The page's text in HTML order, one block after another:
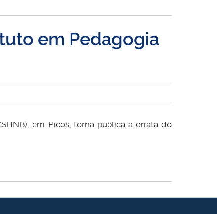
em Pedagogia
em Picos, torna pública a errata do